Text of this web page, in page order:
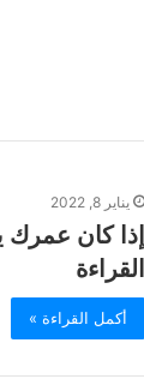
يناير 8, 2022
القراءة
أكمل القراءة »